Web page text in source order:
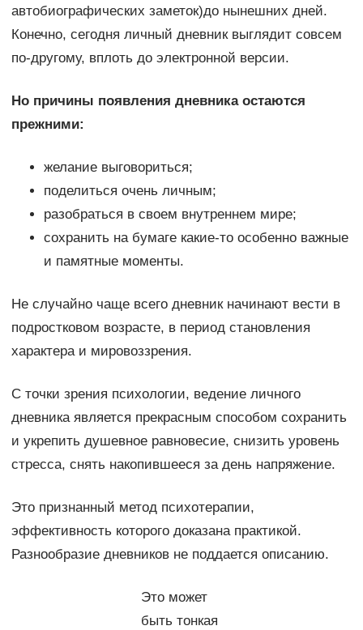
автобиографических заметок)до нынешних дней.
Конечно, сегодня личный дневник выглядит совсем
по-другому, вплоть до электронной версии.
Но причины появления дневника остаются
прежними:
желание выговориться;
поделиться очень личным;
разобраться в своем внутреннем мире;
сохранить на бумаге какие-то особенно важные
и памятные моменты.
Не случайно чаще всего дневник начинают вести в
подростковом возрасте, в период становления
характера и мировоззрения.
С точки зрения психологии, ведение личного
дневника является прекрасным способом сохранить
и укрепить душевное равновесие, снизить уровень
стресса, снять накопившееся за день напряжение.
Это признанный метод психотерапии,
эффективность которого доказана практикой.
Разнообразие дневников не поддается описанию.
Это может
быть тонкая